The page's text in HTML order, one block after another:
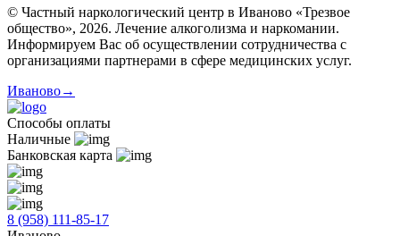
© Частный наркологический центр в Иваново «Трезвое
общество», 2026. Лечение алкоголизма и наркомании.
Информируем Вас об осуществлении сотрудничества с
организациями партнерами в сфере медицинских услуг.
Иваново→
Способы оплаты
Наличные
Банковская карта
8 (958) 111-85-17